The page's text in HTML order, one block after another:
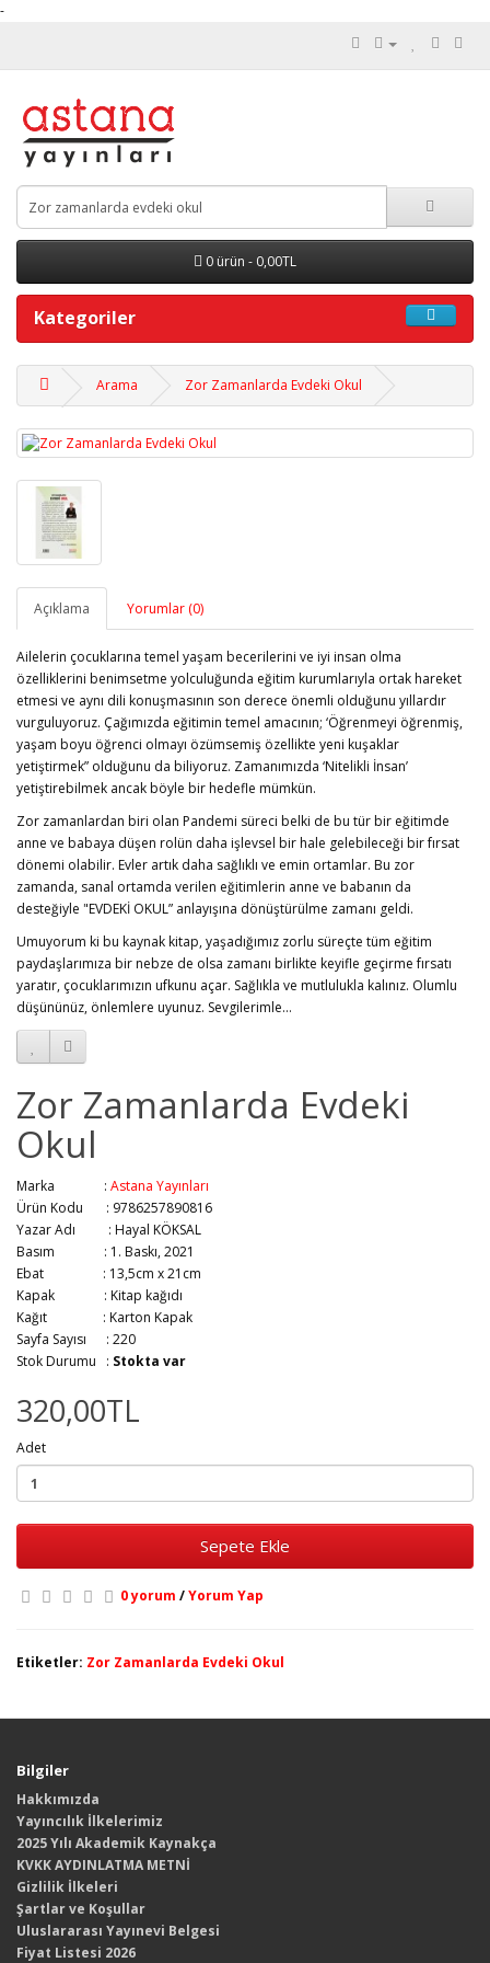
-
0 ürün - 0,00TL
Kategoriler
Arama Zor Zamanlarda Evdeki Okul
Açıklama Yorumlar (0)
Ailelerin çocuklarına temel yaşam becerilerini ve iyi insan olma
özelliklerini benimsetme yolculuğunda eğitim kurumlarıyla ortak hareket
etmesi ve aynı dili konuşmasının son derece önemli olduğunu yıllardır
vurguluyoruz. Çağımızda eğitimin temel amacının; ‘Öğrenmeyi öğrenmiş,
yaşam boyu öğrenci olmayı özümsemiş özellikte yeni kuşaklar
yetiştirmek” olduğunu da biliyoruz. Zamanımızda ‘Nitelikli İnsan’
yetiştirebilmek ancak böyle bir hedefle mümkün.
Zor zamanlardan biri olan Pandemi süreci belki de bu tür bir eğitimde
anne ve babaya düşen rolün daha işlevsel bir hale gelebileceği bir fırsat
dönemi olabilir. Evler artık daha sağlıklı ve emin ortamlar. Bu zor
zamanda, sanal ortamda verilen eğitimlerin anne ve babanın da
desteğiyle "EVDEKİ OKUL” anlayışına dönüştürülme zamanı geldi.
Umuyorum ki bu kaynak kitap, yaşadığımız zorlu süreçte tüm eğitim
paydaşlarımıza bir nebze de olsa zamanı birlikte keyifle geçirme fırsatı
yaratır, çocuklarımızın ufkunu açar. Sağlıkla ve mutlulukla kalınız. Olumlu
düşününüz, önlemlere uyunuz. Sevgilerimle…
Zor Zamanlarda Evdeki
Okul
Marka : Astana Yayınları
Ürün Kodu : 9786257890816
Yazar Adı : Hayal KÖKSAL
Basım : 1. Baskı, 2021
Ebat : 13,5cm x 21cm
Kapak : Kitap kağıdı
Kağıt : Karton Kapak
Sayfa Sayısı : 220
Stok Durumu : Stokta var
320,00TL
Adet
Sepete Ekle
0 yorum /Yorum Yap
Etiketler: Zor Zamanlarda Evdeki Okul
Bilgiler
Hakkımızda
Yayıncılık İlkelerimiz
2025 Yılı Akademik Kaynakça
KVKK AYDINLATMA METNİ
Gizlilik İlkeleri
Şartlar ve Koşullar
Uluslararası Yayınevi Belgesi
Fiyat Listesi 2026